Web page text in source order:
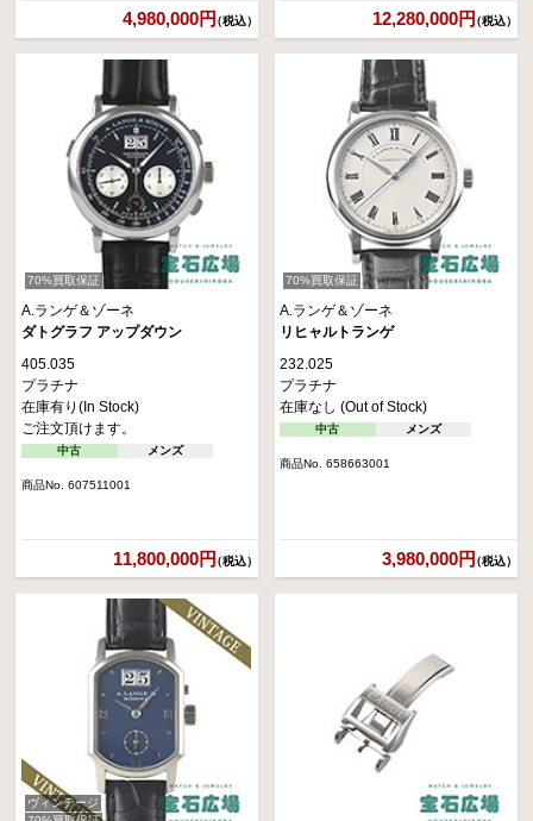
4,980,000円（税込） 12,280,000円（税込）
70%買取保証
A.ランゲ＆ゾーネ
ダトグラフ アップダウン
405.035
プラチナ
在庫有り(In Stock)
ご注文頂けます。
中古 メンズ
商品No. 607511001
11,800,000円（税込）
70%買取保証
A.ランゲ＆ゾーネ
リヒャルトランゲ
232.025
プラチナ
在庫なし (Out of Stock)
中古 メンズ
商品No. 658663001
3,980,000円（税込）
ヴィンテージ